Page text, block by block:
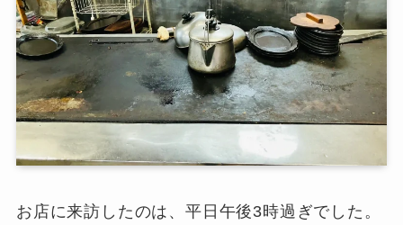
お店に来訪したのは、平日午後3時過ぎでした。